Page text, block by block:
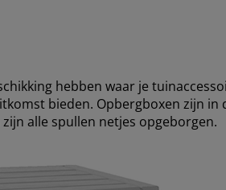
hebben waar je
bieden. Opbergboxen zijn
alle spullen netjes opgeborgen.